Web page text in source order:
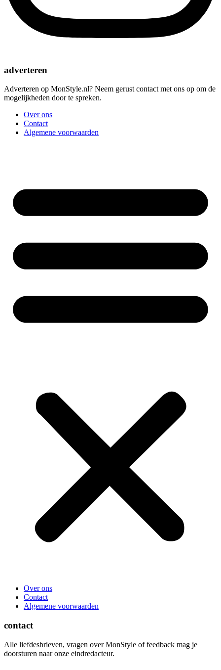
adverteren
Adverteren op MonStyle.nl? Neem gerust contact met ons op om de
mogelijkheden door te spreken.
Over ons
Contact
Algemene voorwaarden
Over ons
Contact
Algemene voorwaarden
contact
Alle liefdesbrieven, vragen over MonStyle of feedback mag je
doorsturen naar onze eindredacteur.